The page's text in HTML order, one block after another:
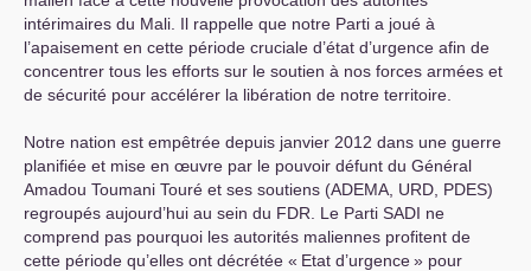
intérimaires du Mali. Il rappelle que notre Parti a joué à
l’apaisement en cette période cruciale d’état d’urgence afin de
concentrer tous les efforts sur le soutien à nos forces armées et
de sécurité pour accélérer la libération de notre territoire.
Notre nation est empêtrée depuis janvier 2012 dans une guerre
planifiée et mise en œuvre par le pouvoir défunt du Général
Amadou Toumani Touré et ses soutiens (ADEMA URD PDES)
regroupés aujourd’hui au sein du FDR . Le Parti SADI ne
comprend pas pourquoi les autorités maliennes profitent de
cette période qu’elles ont décrétée « Etat d’urgence» pour